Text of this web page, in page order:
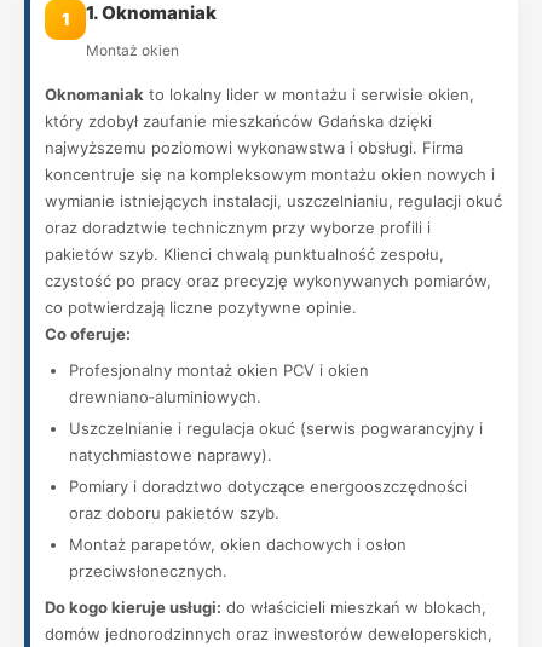
1 1. Oknomaniak
Montaż okien
Oknomaniak to lokalny lider w montażu i serwisie okien,
który zdobył zaufanie mieszkańców Gdańska dzięki
najwyższemu poziomowi wykonawstwa i obsługi. Firma
koncentruje się na kompleksowym montażu okien nowych i
wymianie istniejących instalacji, uszczelnianiu, regulacji okuć
oraz doradztwie technicznym przy wyborze profili i
pakietów szyb. Klienci chwalą punktualność zespołu,
czystość po pracy oraz precyzję wykonywanych pomiarów,
co potwierdzają liczne pozytywne opinie.
Co oferuje:
Profesjonalny montaż okien PCV i okien
drewniano‑aluminiowych.
Uszczelnianie i regulacja okuć (serwis pogwarancyjny i
natychmiastowe naprawy).
Pomiary i doradztwo dotyczące energooszczędności
oraz doboru pakietów szyb.
Montaż parapetów, okien dachowych i osłon
przeciwsłonecznych.
Do kogo kieruje usługi: do właścicieli mieszkań w blokach,
domów jednorodzinnych oraz inwestorów deweloperskich,